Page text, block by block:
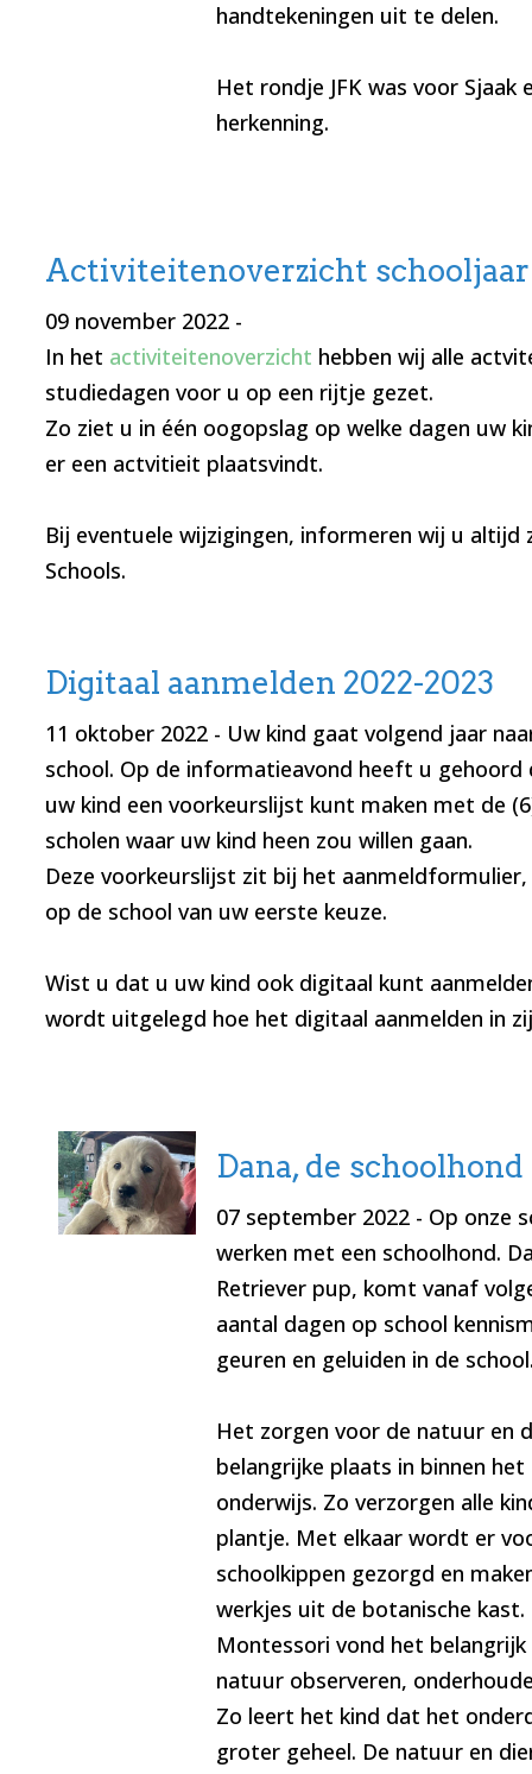
handtekeningen uit te delen.
Het rondje JFK was voor Sjaak
herkenning.
Activiteitenoverzicht schooljaar
09 november 2022-
In het activiteitenoverzicht hebben wij alle
studiedagen voor u op een rijtje gezet.
Zo ziet u in één oogopslag op welke dagen uw
er een actvitieit plaatsvindt.
Bij eventuele wijzigingen, informeren wij u altijd
Schools.
Digitaal aanmelden 2022-2023
11 oktober 2022- Uw kind gaat volgend jaar
school. Op de informatieavond heeft u
uw kind een voorkeurslijst kunt maken met de
scholen waar uw kind heen zou willen gaan.
Deze voorkeurslijst zit bij het
op de school van uw eerste keuze.
Wist u dat u uw kind ook digitaal kunt
wordt uitgelegd hoe het digitaal aanmelden in
Dana, de schoolhond
07 september 2022- Op onze
werken met een schoolhond.
Retriever pup, komt vanaf
aantal dagen op school
geuren en geluiden in de
Het zorgen voor de natuur en
belangrijke plaats in binnen
onderwijs. Zo verzorgen alle
plantje. Met elkaar wordt er
schoolkippen gezorgd en
werkjes uit de botanische kast.
Montessori vond het
natuur observeren,
Zo leert het kind dat het
groter geheel. De natuur en